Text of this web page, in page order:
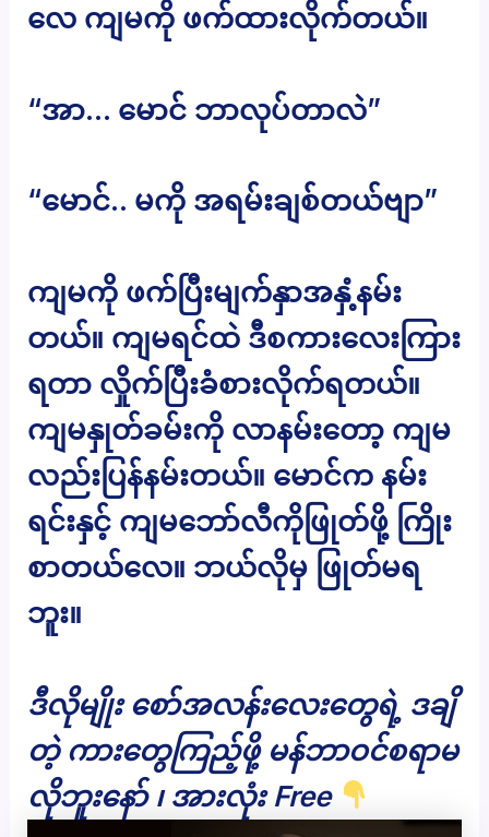
လေ ကျမကို ဖက်ထားလိုက်တယ်။
“အာ… မောင် ဘာလုပ်တာလဲ”
“မောင်.. မကို အရမ်းချစ်တယ်ဗျာ”
ကျမကို ဖက်ပြီးမျက်နှာအနှံ့နမ်း
တယ်။ ကျမရင်ထဲ ဒီစကားလေးကြား
ရတာ လှိုက်ပြီးခံစားလိုက်ရတယ်။
ကျမနှုတ်ခမ်းကို လာနမ်းတော့ ကျမ
လည်းပြန်နမ်းတယ်။ မောင်က နမ်း
ရင်းနှင့် ကျမဘော်လီကိုဖြုတ်ဖို့ ကြိုး
စာတယ်လေ။ ဘယ်လိုမှ ဖြုတ်မရ
ဘူး။
ဒီလိုမျိုး စော်အလန်းလေးတွေရဲ့ ဒချိ
တဲ့ ကားတွေကြည့်ဖို့ မန်ဘာဝင်စရာမ
လိုဘူးနော် ၊ အားလုံး Free